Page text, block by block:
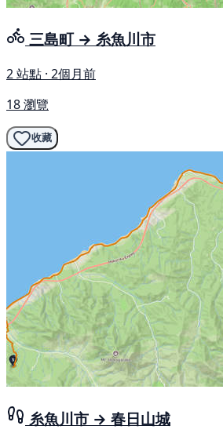
三島町 → 糸魚川市
2 站點 · 2個月前
18 瀏覽
收藏
糸魚川市 → 春日山城